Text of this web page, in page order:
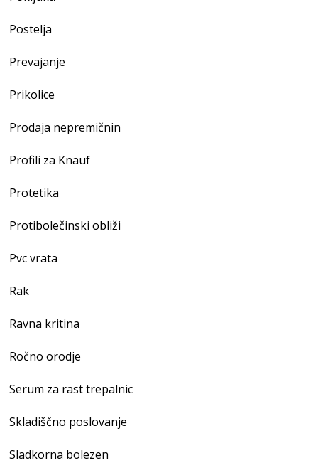
Postelja
Prevajanje
Prikolice
Prodaja nepremičnin
Profili za Knauf
Protetika
Protibolečinski obliži
Pvc vrata
Rak
Ravna kritina
Ročno orodje
Serum za rast trepalnic
Skladiščno poslovanje
Sladkorna bolezen